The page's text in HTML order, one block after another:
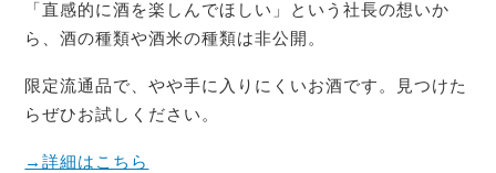
「直感的に酒を楽しんでほしい」という社長の想いか
ら、酒の種類や酒米の種類は非公開。
限定流通品で、やや手に入りにくいお酒です。見つけた
らぜひお試しください。
→詳細はこちら